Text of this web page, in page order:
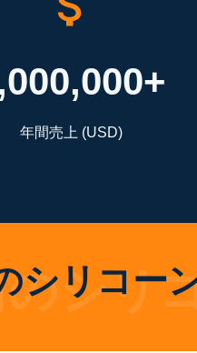
年間売上 (USD)
シリコー